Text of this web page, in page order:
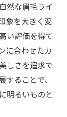
然な眉毛ライ
象を大きく変
い評価を得て
に合わせたカ
しさを追求で
ることで、
明るいものと